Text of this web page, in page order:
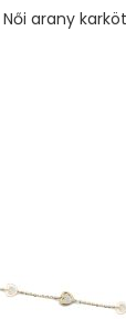
Női arany